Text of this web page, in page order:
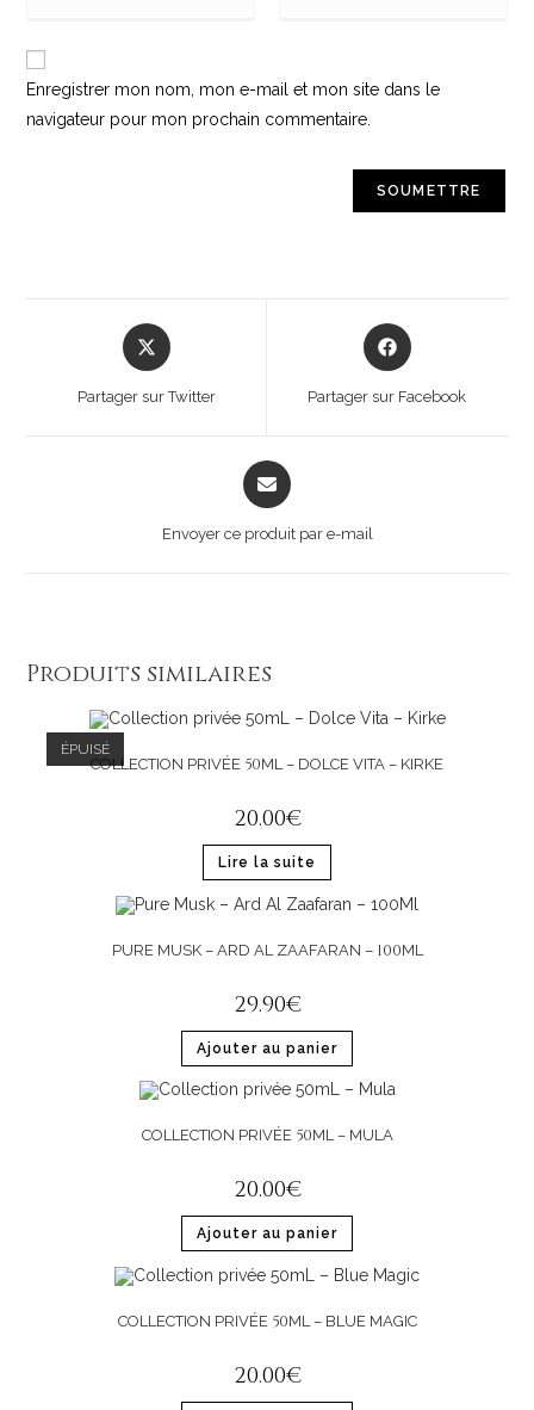
Enregistrer mon nom, mon e-mail et mon site dans le
navigateur pour mon prochain commentaire.
Partager sur Twitter Partager sur Facebook
Envoyer ce produit par e-mail
Produits similaires
ÉPUISÉ
COLLECTION PRIVÉE 50ML – DOLCE VITA – KIRKE
20.00€
Lire la suite
PURE MUSK – ARD AL ZAAFARAN – 100ML
29.90€
Ajouter au panier
COLLECTION PRIVÉE 50ML – MULA
20.00€
Ajouter au panier
COLLECTION PRIVÉE 50ML – BLUE MAGIC
20.00€